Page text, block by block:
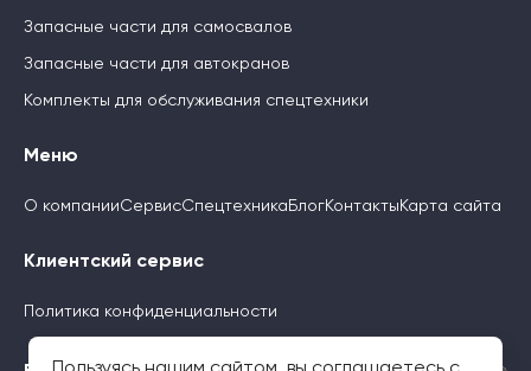
Запасные части для самосвалов
Запасные части для автокранов
Комплекты для обслуживания спецтехники
Меню
О компанииСервисСпецтехника БлогКонтакты Карта сайта
Клиентский сервис
Политика конфиденциальности